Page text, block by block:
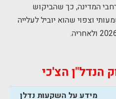
המדינה, כך שהביקוש
וצפוי שהוא יוביל לעלייה
הנדל"ן הצ'כי
מידע על השקעות נדלן